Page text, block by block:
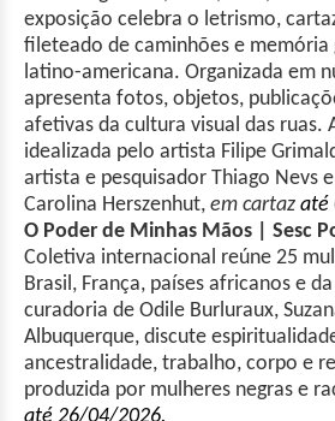
exposição celebra o letrismo,
fileteado de caminhões e
latino-americana. Organizada em
apresenta fotos, objetos,
afetivas da cultura visual das ruas.
idealizada pelo artista Filipe
artista e pesquisador Thiago Nevs
Carolina Herszenhut, em cartaz até
O Poder de Minhas Mãos | Sesc
Coletiva internacional reúne 25
Brasil, França, países africanos e
curadoria de Odile Burluraux,
Albuquerque, discute
ancestralidade, trabalho, corpo e
produzida por mulheres negras e